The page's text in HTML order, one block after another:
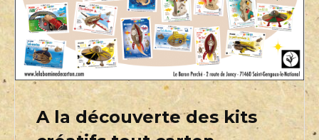
A la découverte des kits